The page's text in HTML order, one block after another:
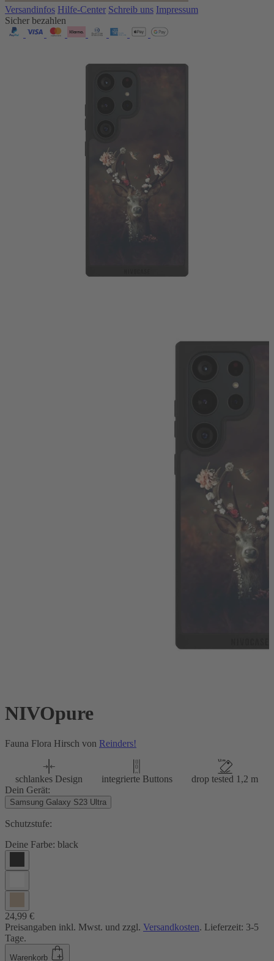
Versandinfos Hilfe-Center Schreib uns Impressum
Sicher bezahlen
NIVOpure
Fauna Flora Hirsch von Reinders!
schlankes Design integrierte Buttons
drop tested 1,2 m
Dein Gerät:
Samsung Galaxy S23 Ultra
Schutzstufe:
Deine Farbe: black
24,99 €
Preisangaben inkl. Mwst. und zzgl. Versandkosten. Lieferzeit: 3-5
Tage.
Warenkorb